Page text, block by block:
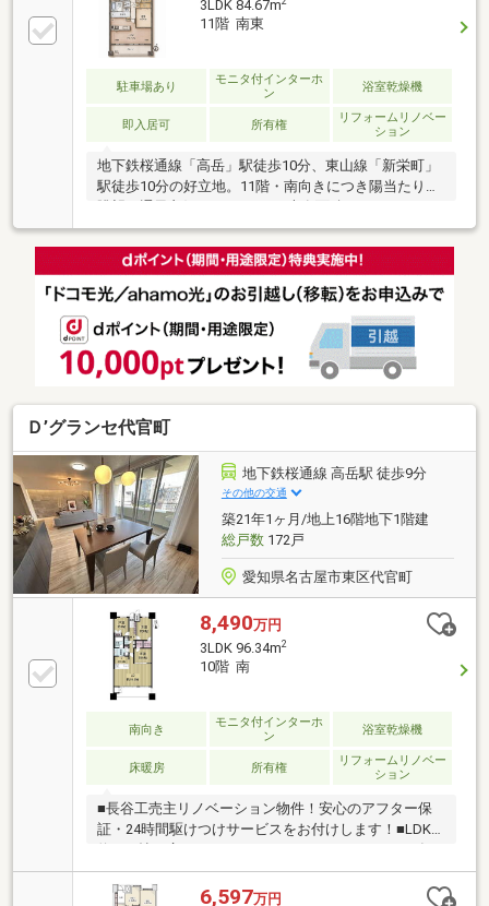
せます。2026年1月にリフォームが完了し、システム
キッチンや浴室・トイレ等が一新。清潔感ある室内で
すぐに新生活を始められます。コンシェルジュサービ
スやホテルライクなエントランスなど、上質な共用設
備も魅力。地下鉄3路線を利用でき、ペット飼育も可
能なご家族に寄り添う住まいです。
3LDK 84.67m
11階 南東
駐車場あり
モニタ付インターホ
ン
浴室乾燥機
即入居可 所有権
リフォームリノベー
ション
地下鉄桜通線「高岳」駅徒歩10分、東山線「新栄町」
駅徒歩10分の好立地。11階・南向きにつき陽当たり・
りある住空間には、約17.7帖のLDKを中心に、7.0帖・
5.0帖・5.0帖の使いやすい3居室を配置。2026年5月リ
ノベーション完了で、システムキッチン・ユニットバ
ス・洗面化粧台・トイレなど水回りを一新し、快適な
歩圏内で、通勤・通学はもちろん、ショッピングやグ
ルメも気軽に楽しめる住環境。都心の利便性とゆとり
ある暮らしを求めるご家族におすすめの一邸です。
Ｄ’グランセ代官町
地下鉄桜通線 高岳駅 徒歩9分
その他の交通
築21年1ヶ月/地上16階地下1階建
総戸数172戸
愛知県名古屋市東区代官町
8,490万円
3LDK 96.34m2
10階 南
南向き
モニタ付インターホ
ン
浴室乾燥機
床暖房 所有権
リフォームリノベー
ション
■長谷工売主リノベーション物件！安心のアフター保
証・24時間駆けつけサービスをお付けします！■LDK
月リフォーム完了しました！【交換】キッチン・浴
室・洗面台・トイレ・建具【張替】全室フローリン
6,597万円